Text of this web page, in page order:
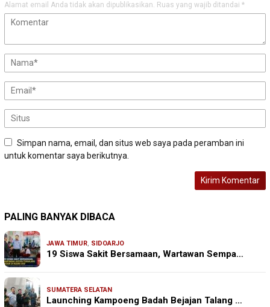
Alamat email Anda tidak akan dipublikasikan. Ruas yang wajib ditandai *
Simpan nama, email, dan situs web saya pada peramban ini
untuk komentar saya berikutnya.
PALING BANYAK DIBACA
JAWA TIMUR, SIDOARJO
19 Siswa Sakit Bersamaan, Wartawan Sempa…
SUMATERA SELATAN
Launching Kampoeng Badah Bejajan Talang …